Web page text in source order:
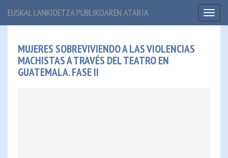
EUSKAL LANKIDETZA PUBLIKOAREN ATARIA
MUJERES SOBREVIVIENDO A LAS VIOLENCIAS
MACHISTAS A TRAVÉS DEL TEATRO EN
GUATEMALA. FASE II